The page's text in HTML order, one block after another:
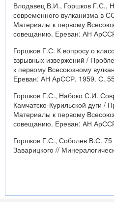
Влодавец В.И., Горшков Г.С.,
современного вулканизма в
Материалы к первому
совещанию. Ереван: АН
Горшков Г.С. К вопросу о
взрывных извержений /
к первому Всесоюзному
Ереван: АН АрССР. 1959. С.
Горшков Г.С., Набоко С.И.
Камчатско-Курильской дуги /
Материалы к первому
совещанию. Ереван: АН
Горшков Г.С., Соболев В.С.
Заварицкого //